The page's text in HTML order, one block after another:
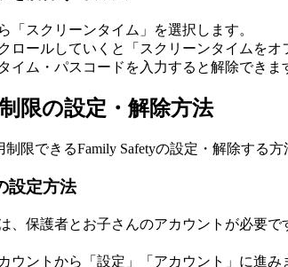
「スクリーンタイム」を選択します。
ロールしていくと「スクリーンタイムをオ
イム・パスコードを入力すると解除できま
限の設定・解除方法
限できるFamily Safetyの設定・解除する方
設定方法
、保護者とお子さんのアカウントが必要
ウントから「設定」「アカウント」に進み